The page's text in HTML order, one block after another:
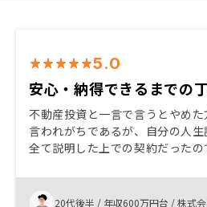
5.0
安心・納得できるまでの
不動産投資と一言で言うとやめた
言われがちであるが、自分の人
全て説明した上での契約だった
明確になった。また担当の方の
きると思えたのも大きな要因。
20代後半 / 年収600万円台 /株式